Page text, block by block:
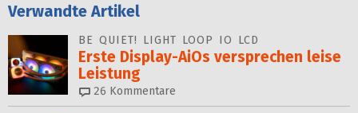
Verwandte Artikel
BE QUIET! LIGHT LOOP IO LCD
Erste Display-AiOs versprechen leise
Leistung
26 Kommentare